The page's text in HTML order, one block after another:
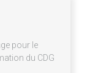
pour le
du CDG